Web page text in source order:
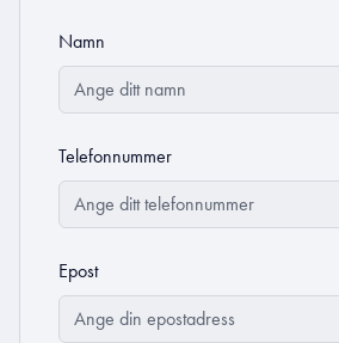
Namn
Telefonnummer
Epost